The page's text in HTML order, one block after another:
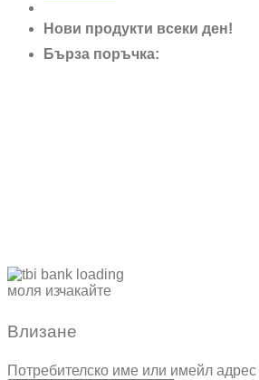
Нови продукти всеки ден!
Бърза поръчка:
моля изчакайте
Влизане
Потребителско име или имейл адрес